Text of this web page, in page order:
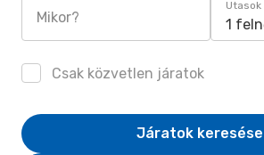
Mikor?
Utasok
1
Csak közvetlen járatok
Járatok keresése